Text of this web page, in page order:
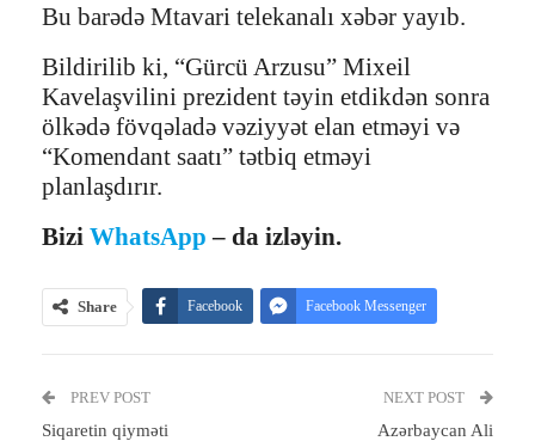
Bu barədə Mtavari telekanalı xəbər yayıb.
Bildirilib ki, “Gürcü Arzusu” Mixeil
Kavelaşvilini prezident təyin etdikdən sonra
ölkədə fövqəladə vəziyyət elan etməyi və
“Komendant saatı” tətbiq etməyi
planlaşdırır.
Bizi WhatsApp – da izləyin.
Share Facebook Facebook Messenger
Email
PREV POST
Siqaretin qiyməti
NEXT POST
Azərbaycan Ali